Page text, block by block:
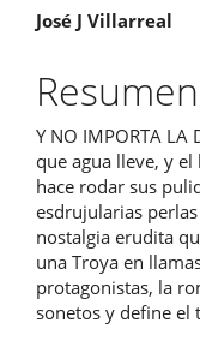
Contenido
principal
del
artículo
José J Villarreal
Resumen
Y NO IMPORTA LA
que agua lleve, y
hace rodar sus
esdrujularias
nostalgia erudita
una Troya en
protagonistas, la
sonetos y define el